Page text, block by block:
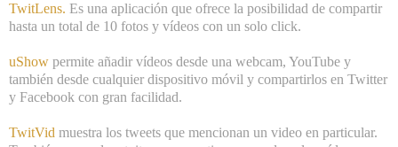
TwitLens. Es una aplicación que ofrece la posibilidad de compartir
hasta un total de 10 fotos y vídeos con un solo click.
uShow permite añadir vídeos desde una webcam, YouTube y
también desde cualquier dispositivo móvil y compartirlos en Twitter
y Facebook con gran facilidad.
TwitVid muestra los tweets que mencionan un video en particular.